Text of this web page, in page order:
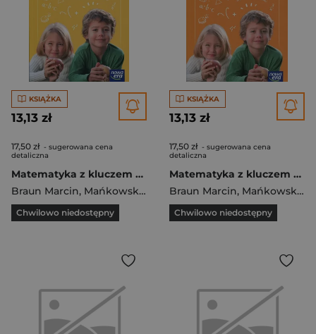
KSIĄŻKA
13,13 zł
17,50 zł - sugerowana cena
detaliczna
Matematyka z kluczem 4 Podręcznik Część 1 Szkoła podstawowa
Braun Marcin, Mańkowska Agnieszka ,Paszyńska Małgorzata
Chwilowo niedostępny
KSIĄŻKA
13,13 zł
17,50 zł - sugerowana cena
detaliczna
Matematyka z kluczem 4 Podręcznik Część 2 Szkoła podstawowa
Braun Marcin, Mańkowska Agnieszka
Chwilowo niedostępny